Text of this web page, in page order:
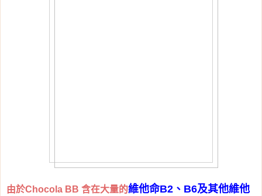
由於Chocola BB 含在大量的維他命B2、B6及其他維他